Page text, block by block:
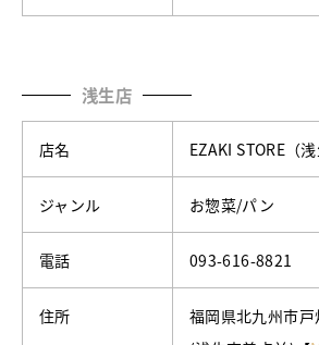
浅生店
店名 EZAKI STORE（浅
ジャンル お惣菜/パン
電話 093-616-8821
住所
福岡県北九州市